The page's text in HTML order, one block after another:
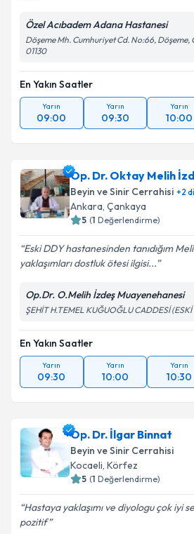
Özel Acıbadem Adana Hastanesi
Döşeme Mh. Cumhuriyet Cd. No:66,
01130
En Yakın Saatler
Yarın
09:00
Yarın
09:30
Yarın
10:00
Op. Dr. Oktay Melih
Beyin ve Sinir Cerrahisi +2
Ankara, Çankaya
5 (1 Değerlendirme)
Eski DDY hastanesinden tanıdığım
yaklaşımları dostluk ötesi ilgisi...
Op.Dr. O.Melih İzdeş Muayenehanesi
ŞEHİT H.TEMEL KUĞUOĞLU CADDESİ
En Yakın Saatler
Yarın
09:30
Yarın
10:00
Yarın
10:30
Op. Dr. İlgar Binnat
Beyin ve Sinir Cerrahisi
Kocaeli, Körfez
5 (1 Değerlendirme)
Hastaya yaklaşımı ve diyologu çok iyi
pozitif